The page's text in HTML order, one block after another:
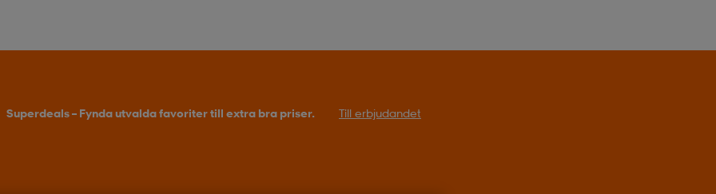
Superdeals – Fynda utvalda favoriter till extra bra priser. Till erbjudandet